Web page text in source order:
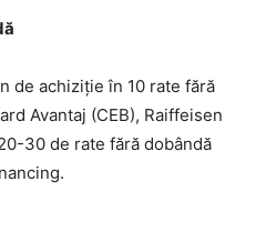
de achiziţie în 10 rate fără
Avantaj (CEB), Raiffeisen
30 de rate fără dobândă